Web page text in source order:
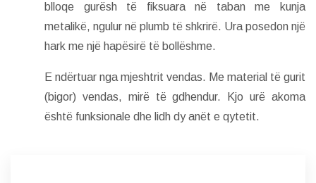
blloqe gurësh të fiksuara në taban me kunja
metalikë, ngulur në plumb të shkrirë. Ura posedon një
hark me një hapësirë të bollëshme.
E ndërtuar nga mjeshtrit vendas. Me material të gurit
(bigor) vendas, mirë të gdhendur. Kjo urë akoma
është funksionale dhe lidh dy anët e qytetit.